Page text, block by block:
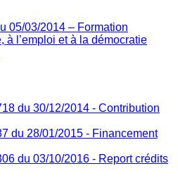
05/03/2014 – Formation
à l’emploi et à la démocratie
du 30/12/2014 - Contribution
du 28/01/2015 - Financement
du 03/10/2016 - Report crédits